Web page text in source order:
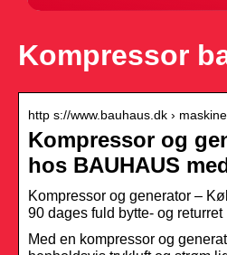
Kompressor
http s://www.bauhaus.dk ›
Kompressor og
hos BAUHAUS
Kompressor og generator –
90 dages fuld bytte- og returret
Med en kompressor og